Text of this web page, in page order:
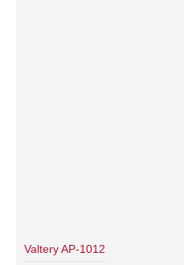
Valtery AP-1012